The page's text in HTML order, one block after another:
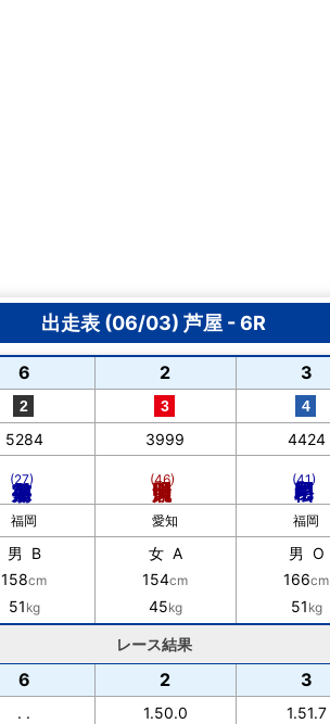
出走表 (06/03) 芦屋 - 6R
6 2 3
5284 3999 4424
(27) (46) (41)
福岡 愛知 福岡
男 B
158cm
51 kg
女 A
154cm
45kg
男 O
166cm
51 kg
レース結果
6 2 3
. . 1.50.0 1.51.7